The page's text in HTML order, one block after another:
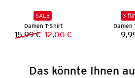
SALE
Damen T-Shirt
Vorheriger Preis:
15,99 € Neuer Preis:
12,00 €
3
Damen
Das könnte Ihnen